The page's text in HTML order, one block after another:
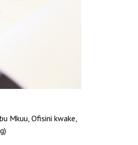
Mkuu, Ofisini kwake,